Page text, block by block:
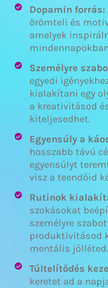
Dopamin forrás:
örömteli és
amelyek
Személyre
egyedi
kialakítani egy
a kreativitásod
kiteljesedhet.
Egyensúly a
hosszabb távú
egyensúlyt
visz a teendőid
Rutinok
szokásokat
személyre
produktivitásod
mentális jólléted.
Túltelítődés
keretet ad a